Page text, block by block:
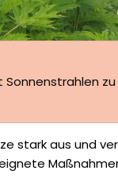
Sonnenstrahlen zu
stark aus und